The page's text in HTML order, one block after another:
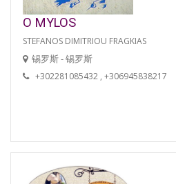
O MYLOS
STEFANOS DIMITRIOU FRAGKIAS
锡罗斯 - 锡罗斯
+302281085432 , +306945838217